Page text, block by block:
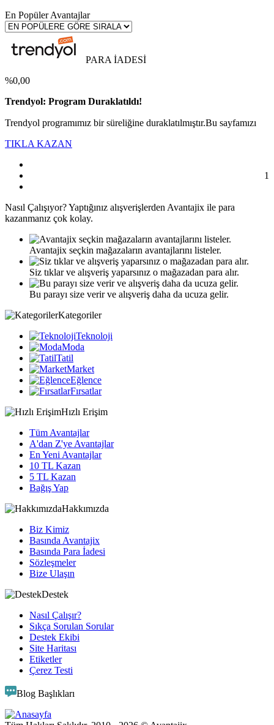
En Popüler Avantajlar
PARA İADESİ
%0,00
Trendyol: Program Duraklatıldı!
Trendyol programımız bir süreliğine duraklatılmıştır.Bu sayfamızı
TIKLA KAZAN
1
Nasıl Çalışıyor?Yaptığınız alışverişlerden Avantajix ile para
kazanmanız çok kolay.
Avantajix seçkin mağazaların avantajlarını listeler.
Siz tıklar ve alışveriş yaparsınız o mağazadan para alır.
Bu parayı size verir ve alışveriş daha da ucuza gelir.
Kategoriler
Teknoloji
Moda
Tatil
Market
Eğlence
Fırsatlar
Hızlı Erişim
Tüm Avantajlar
A'dan Z'ye Avantajlar
En Yeni Avantajlar
10 TL Kazan
5 TL Kazan
Bağış Yap
Hakkımızda
Biz Kimiz
Basında Avantajix
Basında Para İadesi
Sözleşmeler
Bize Ulaşın
Destek
Nasıl Çalışır?
Sıkça Sorulan Sorular
Destek Ekibi
Site Haritası
Etiketler
Çerez Testi
Blog Başlıkları